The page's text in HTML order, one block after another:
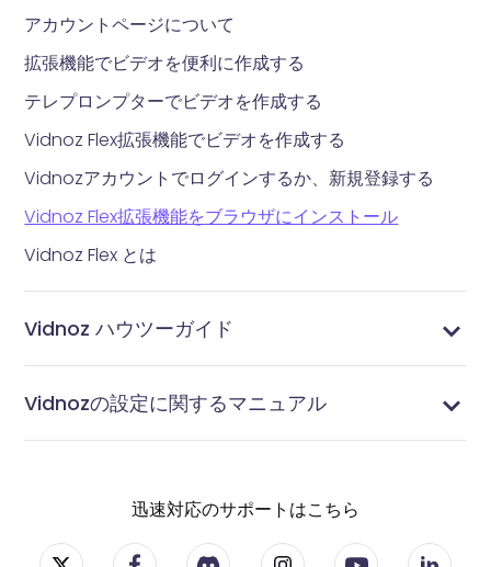
アカウントページについて
拡張機能でビデオを便利に作成する
テレプロンプターでビデオを作成する
Vidnoz Flex拡張機能でビデオを作成する
Vidnozアカウントでログインするか、新規登録する
Vidnoz Flex拡張機能をブラウザにインストール
Vidnoz Flex とは
Vidnoz ハウツーガイド
Vidnozの設定に関するマニュアル
迅速対応のサポートはこちら